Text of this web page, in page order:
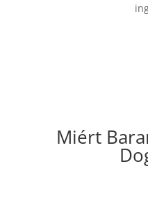
Miért